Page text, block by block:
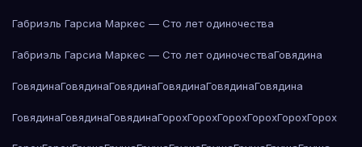
Габриэль Гарсиа Маркес — Сто лет одиночества
Габриэль Гарсиа Маркес — Сто лет одиночестваГовядина
ГовядинаГовядинаГовядинаГовядинаГовядинаГовядина
ГовядинаГовядинаГовядинаГорохГорохГорохГорохГорохГорох